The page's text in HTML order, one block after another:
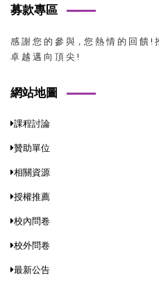
募款專區
感 謝 您 的 參 與，您 熱 情 的 回 饋 !
卓 越 邁 向 頂 尖 !
網站地圖
課程討論
贊助單位
相關資源
授權推薦
校內問卷
校外問卷
最新公告